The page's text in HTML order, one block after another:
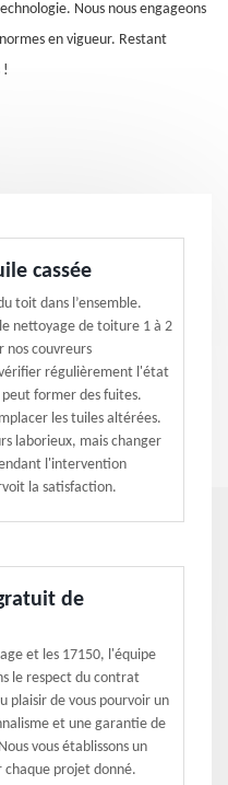
Nous nous engageons
en vigueur. Restant
!
cassée
toit dans l’ensemble.
nettoyage de toiture 1 à 2
nos couvreurs
régulièrement l'état
former des fuites.
les tuiles altérées.
laborieux, mais changer
l'intervention
la satisfaction.
de
et les 17150, l'équipe
le respect du contrat
plaisir de vous pourvoir un
et une garantie de
vous établissons un
chaque projet donné.